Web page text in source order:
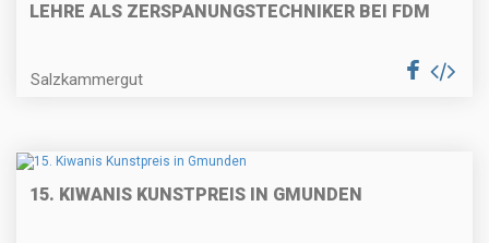
LEHRE ALS ZERSPANUNGSTECHNIKER BEI FDM
Salzkammergut
15. KIWANIS KUNSTPREIS IN GMUNDEN